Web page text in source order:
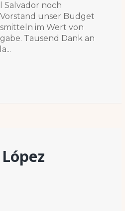
Salvador noch
unser Budget
im Wert von
Tausend Dank an